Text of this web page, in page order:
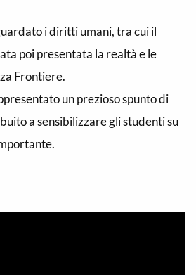
i diritti umani, tra cui il
poi presentata la realtà e le
Frontiere.
un prezioso spunto di
a sensibilizzare gli studenti su